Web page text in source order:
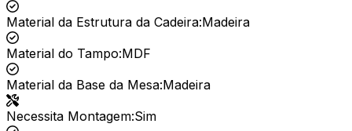
Material da Estrutura da Cadeira:Madeira
Material do Tampo:MDF
Material da Base da Mesa:Madeira
Necessita Montagem:Sim